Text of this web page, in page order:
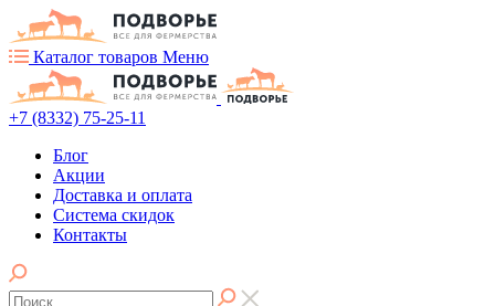
Каталог товаров Меню
+7 (8332) 75-25-11
Блог
Акции
Доставка и оплата
Система скидок
Контакты